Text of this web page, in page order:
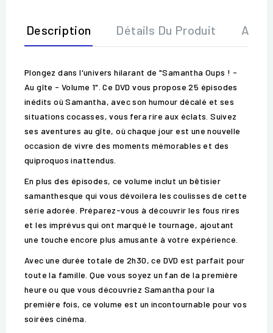
Description Détails Du Produit Avis
Plongez dans l'univers hilarant de "Samantha Oups ! -
Au gîte - Volume 1". Ce DVD vous propose 25 épisodes
inédits où Samantha, avec son humour décalé et ses
situations cocasses, vous fera rire aux éclats. Suivez
ses aventures au gîte, où chaque jour est une nouvelle
occasion de vivre des moments mémorables et des
quiproquos inattendus.
En plus des épisodes, ce volume inclut un bêtisier
samanthesque qui vous dévoilera les coulisses de cette
série adorée. Préparez-vous à découvrir les fous rires
et les imprévus qui ont marqué le tournage, ajoutant
une touche encore plus amusante à votre expérience.
Avec une durée totale de 2h30, ce DVD est parfait pour
toute la famille. Que vous soyez un fan de la première
heure ou que vous découvriez Samantha pour la
première fois, ce volume est un incontournable pour vos
soirées cinéma.